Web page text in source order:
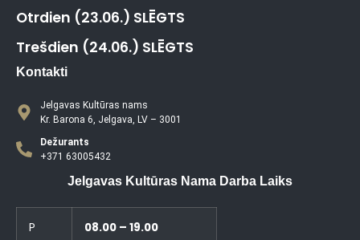
Otrdien (23.06.) SLĒGTS
Trešdien (24.06.) SLĒGTS
Kontakti
Jelgavas Kultūras nams
Kr. Barona 6, Jelgava, LV – 3001
Dežurants
+371 63005432
Jelgavas Kultūras Nama Darba Laiks
P 08.00 – 19.00